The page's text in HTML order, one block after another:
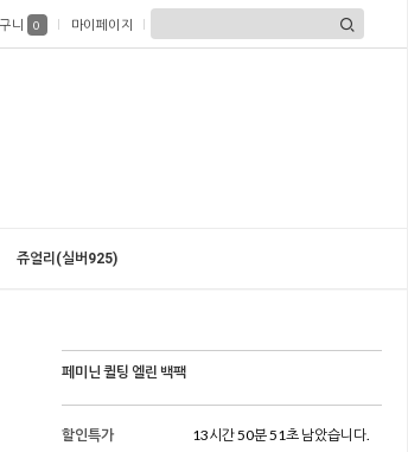
니 0 마이페이지
쥬얼리(실버925)
페미닌 퀼팅 엘린 백팩
할인특가
13시간 50분 49초 남았습니다.